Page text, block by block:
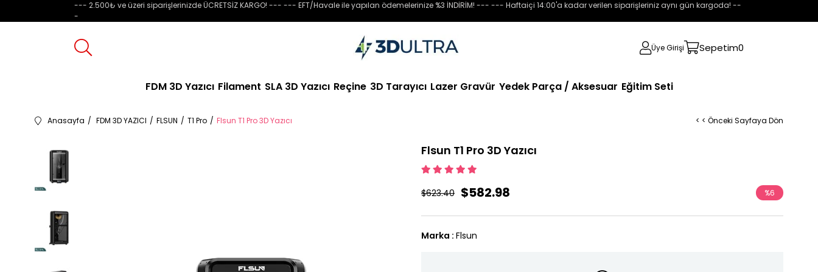
--- 2.500₺ ve üzeri siparişlerinizde ÜCRETSİZ KARGO! --- --- EFT/Havale ile yapılan ödemelerinize %3 İNDİRİM! --- --- Haftaiçi 14:00'a kadar verilen siparişleriniz aynı gün kargoda! --
-
Üye Girişi Sepetim0
FDM 3D Yazıcı Filament SLA 3D Yazıcı Reçine 3D Tarayıcı Lazer Gravür Yedek Parça / Aksesuar Eğitim Seti
Anasayfa FDM 3D YAZICI FLSUN T1 Pro Flsun T1 Pro 3D Yazıcı < < Önceki Sayfaya Dön
Flsun T1 Pro 3D Yazıcı
$623.40 $582.98 %6
Marka : Flsun